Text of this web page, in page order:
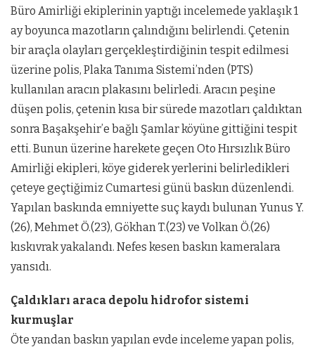
Büro Amirliği ekiplerinin yaptığı incelemede yaklaşık 1
ay boyunca mazotların çalındığını belirlendi. Çetenin
bir araçla olayları gerçekleştirdiğinin tespit edilmesi
üzerine polis, Plaka Tanıma Sistemi’nden (PTS)
kullanılan aracın plakasını belirledi. Aracın peşine
düşen polis, çetenin kısa bir sürede mazotları çaldıktan
sonra Başakşehir’e bağlı Şamlar köyüne gittiğini tespit
etti. Bunun üzerine harekete geçen Oto Hırsızlık Büro
Amirliği ekipleri, köye giderek yerlerini belirledikleri
çeteye geçtiğimiz Cumartesi günü baskın düzenlendi.
Yapılan baskında emniyette suç kaydı bulunan Yunus Y.
(26), Mehmet Ö.(23), Gökhan T.(23) ve Volkan Ö.(26)
kıskıvrak yakalandı. Nefes kesen baskın kameralara
yansıdı.
Çaldıkları araca depolu hidrofor sistemi
kurmuşlar
Öte yandan baskın yapılan evde inceleme yapan polis,